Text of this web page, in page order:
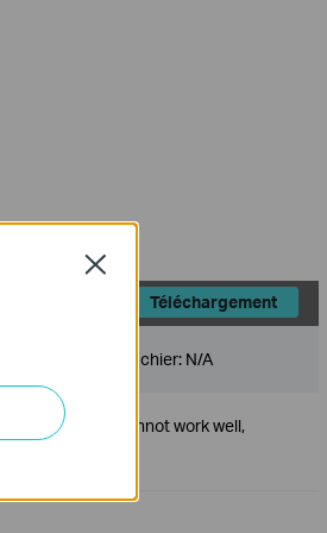
Téléchargement
Taille du fichier: N/A
and-play or cannot work well,
Close